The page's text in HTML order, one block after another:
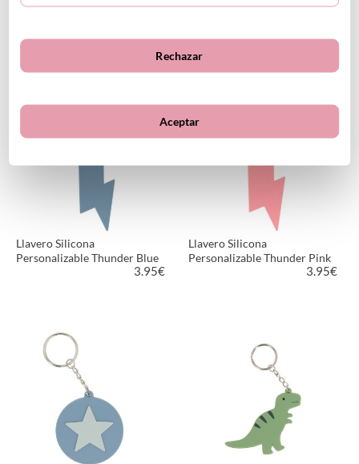
Llavero Silicona
Unicorn
3.95€
Llavero Silicona
Mustard
Llavero Silicona
Personalizable Thunder Blue
3.95€
VER PRODUCTO
Llavero Silicona
Personalizable Thunder Pink
3.95€
Rechazar
Aceptar